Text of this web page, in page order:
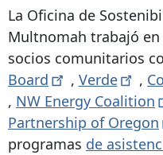
La Oficina de
Multnomah trabajó
socios comunitarios
Board
, Verde ,
, NW Energy Coalition
Partnership of Oregon
programas de